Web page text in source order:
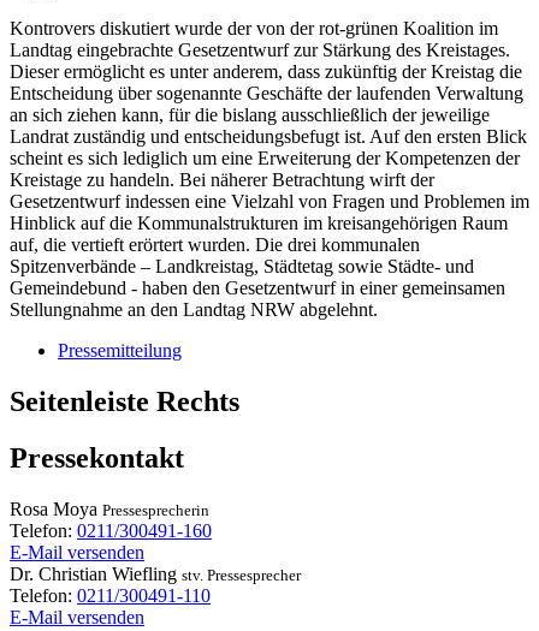
Kontrovers diskutiert wurde der von der rot-grünen Koalition im
Landtag eingebrachte Gesetzentwurf zur Stärkung des Kreistages.
Dieser ermöglicht es unter anderem, dass zukünftig der Kreistag die
Entscheidung über sogenannte Geschäfte der laufenden Verwaltung
an sich ziehen kann, für die bislang ausschließlich der jeweilige
Landrat zuständig und entscheidungsbefugt ist. Auf den ersten Blick
scheint es sich lediglich um eine Erweiterung der Kompetenzen der
Kreistage zu handeln. Bei näherer Betrachtung wirft der
Gesetzentwurf indessen eine Vielzahl von Fragen und Problemen im
Hinblick auf die Kommunalstrukturen im kreisangehörigen Raum
auf, die vertieft erörtert wurden. Die drei kommunalen
Spitzenverbände – Landkreistag, Städtetag sowie Städte- und
Gemeindebund - haben den Gesetzentwurf in einer gemeinsamen
Stellungnahme an den Landtag NRW abgelehnt.
Pressemitteilung
Seitenleiste Rechts
Pressekontakt
Rosa Moya Pressesprecherin
Telefon: 0211/300491-160
E-Mail versenden
Dr. Christian Wiefling stv. Pressesprecher
Telefon: 0211/300491-110
E-Mail versenden